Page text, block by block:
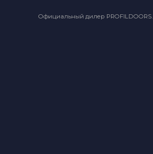
Официальный дилер PROFILDOORS.